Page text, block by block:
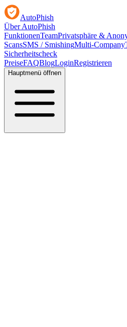
AutoPhish
Über AutoPhish
FunktionenTeamPrivatsphäre &
ScansSMS / SmishingMulti-Company
Sicherheitscheck
PreiseFAQBlogLoginRegistrieren
Hauptmenü öffnen